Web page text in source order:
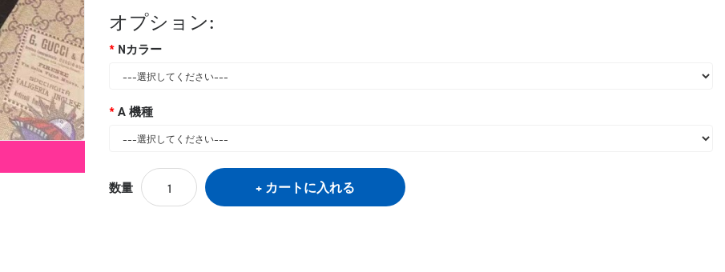
オプション:
Nカラー
A 機種
数量 カートに入れる